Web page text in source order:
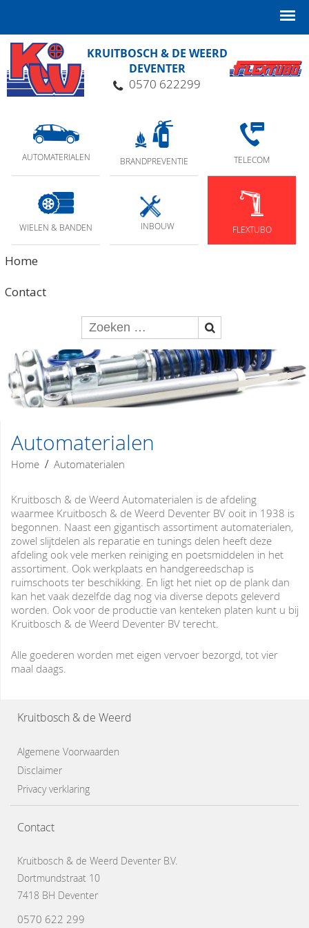
KRUITBOSCH & DE WEERD
DEVENTER
0570 622299
AUTOMATERIALEN BRANDPREVENTIE TELECOM
WIELEN & BANDEN INBOUW FLEXTUBO
Home
Contact
Automaterialen
Home / Automaterialen
Kruitbosch & de Weerd Automaterialen is de afdeling
waarmee Kruitbosch & de Weerd Deventer BV ooit in 1938 is
begonnen. Naast een gigantisch assortiment automaterialen,
zowel slijtdelen als reparatie en tunings delen heeft deze
afdeling ook vele merken reiniging en poetsmiddelen in het
assortiment. Ook werkplaats en handgereedschap is
ruimschoots ter beschikking. En ligt het niet op de plank dan
kan het vaak dezelfde dag nog via diverse depots geleverd
worden. Ook voor de productie van kenteken platen kunt u bij
Kruitbosch & de Weerd Deventer BV terecht.
Alle goederen worden met eigen vervoer bezorgd, tot vier
maal daags.
Kruitbosch & de Weerd
Algemene Voorwaarden
Disclaimer
Privacy verklaring
Contact
Kruitbosch & de Weerd Deventer B.V.
Dortmundstraat 10
7418 BH Deventer
0570 622 299